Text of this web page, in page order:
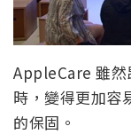
AppleCare 雖然
時，變得更加容
的保固。